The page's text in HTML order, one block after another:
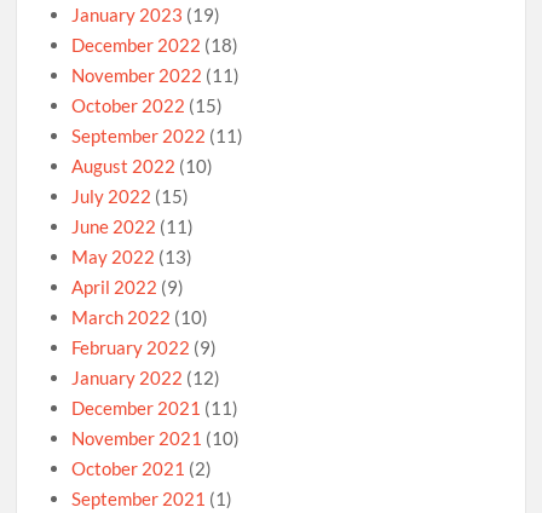
January 2023 (19)
December 2022 (18)
November 2022 (11)
October 2022 (15)
September 2022 (11)
August 2022 (10)
July 2022 (15)
June 2022 (11)
May 2022 (13)
April 2022 (9)
March 2022 (10)
February 2022 (9)
January 2022 (12)
December 2021 (11)
November 2021 (10)
October 2021 (2)
September 2021 (1)